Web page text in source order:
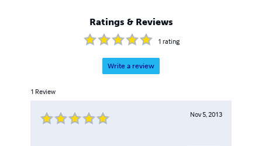
Ratings & Reviews
1 rating
Write a review
1 Review
Nov 5, 2013